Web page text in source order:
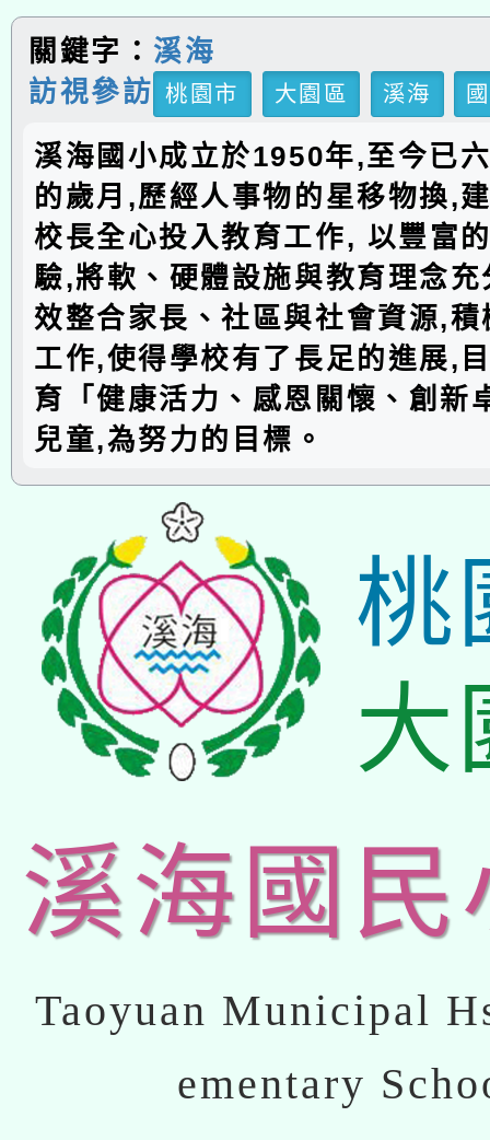
關鍵字： 溪海
訪視參訪 桃園市 大園區 溪海
溪海國小成立於1950年,至今已
的歲月,歷經人事物的星移物換,
校長全心投入教育工作, 以豐富
驗,將軟、硬體設施與教育理念
效整合家長、社區與社會資源,
工作,使得學校有了長足的進展,
育「健康活力、感恩關懷、創新
兒童,為努力的目標。
桃
大
溪海國民
Taoyuan Municipal
ementary